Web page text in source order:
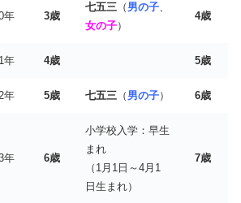
年 3歳
七五三 （ 男の子、
女の子）
4歳
年 4歳 5歳
年 5歳 七五三 （ 男の子） 6歳
年 6歳
小学校入学：早生
まれ
（1月1日～4月1
日生まれ）
7歳